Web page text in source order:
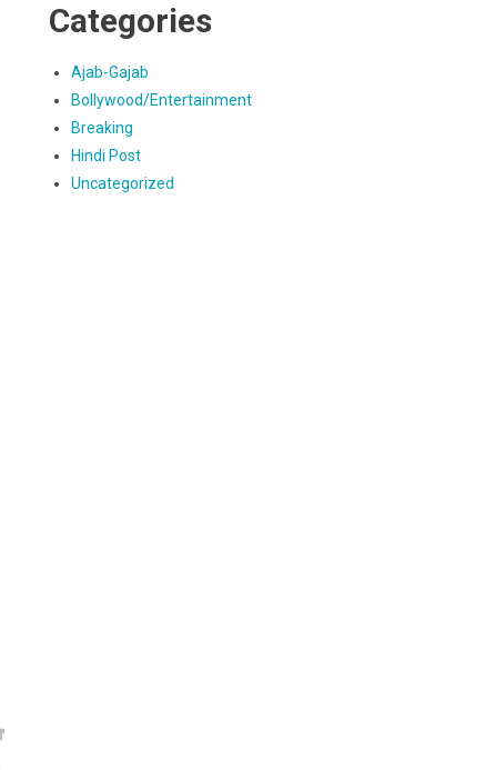
Categories
Ajab-Gajab
Bollywood/Entertainment
Breaking
Hindi Post
Uncategorized